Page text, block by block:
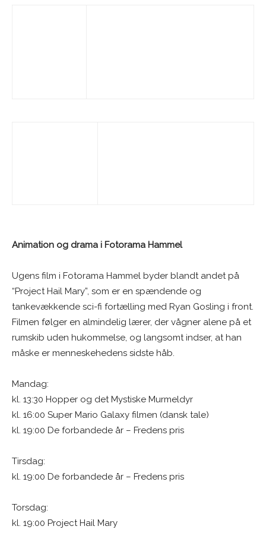
Animation og drama i Fotorama Hammel
Ugens film i Fotorama Hammel byder blandt andet på
“Project Hail Mary”, som er en spændende og
tankevækkende sci-fi fortælling med Ryan Gosling i front.
Filmen følger en almindelig lærer, der vågner alene på et
rumskib uden hukommelse, og langsomt indser, at han
måske er menneskehedens sidste håb.
Mandag:
kl. 13:30 Hopper og det Mystiske Murmeldyr
kl. 16:00 Super Mario Galaxy filmen (dansk tale)
kl. 19:00 De forbandede år – Fredens pris
Tirsdag:
kl. 19:00 De forbandede år – Fredens pris
Torsdag:
kl. 19:00 Project Hail Mary